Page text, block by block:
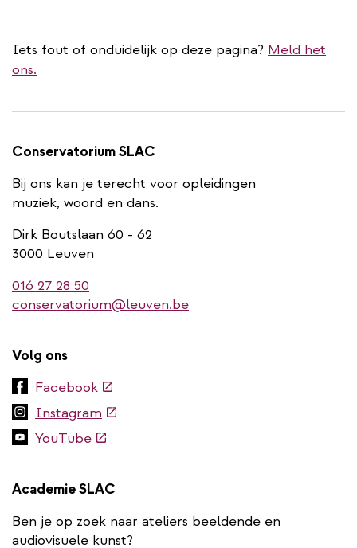
Iets fout of onduidelijk op deze pagina? Meld het
ons.
Conservatorium SLAC
Bij ons kan je terecht voor opleidingen
muziek, woord en dans.
Dirk Boutslaan 60 - 62
3000 Leuven
016 27 28 50
conservatorium@leuven.be
Volg ons
Facebook(externe
link)
Instagram (externe
link)
YouTube(externe
Academie SLAC
Ben je op zoek naar ateliers beeldende en
audiovisuele kunst?